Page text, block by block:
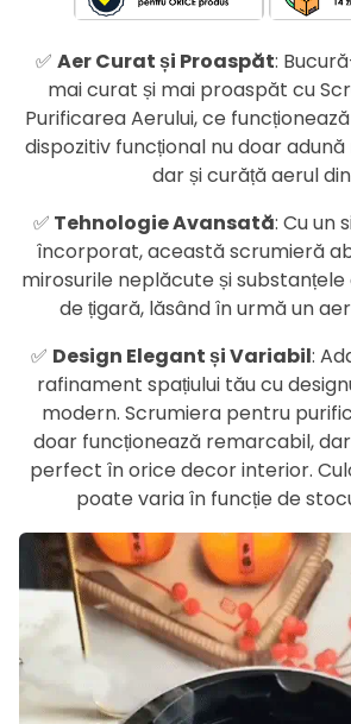
✅ Aer Curat și Proaspăt:
mai curat și mai proaspăt cu
Purificarea Aerului, ce
dispozitiv funcțional nu doar
dar și curăță aerul
✅ Tehnologie Avansată: Cu un
încorporat, această scrumieră
mirosurile neplăcute și
de țigară, lăsând în urmă un
✅ Design Elegant și Variabil:
rafinament spațiului tău cu
modern. Scrumiera pentru
doar funcționează remarcabil,
perfect în orice decor interior.
poate varia în funcție de